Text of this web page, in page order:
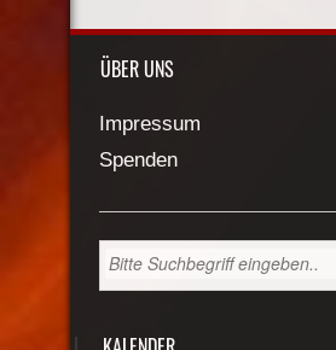
ÜBER UNS
Impressum
Spenden